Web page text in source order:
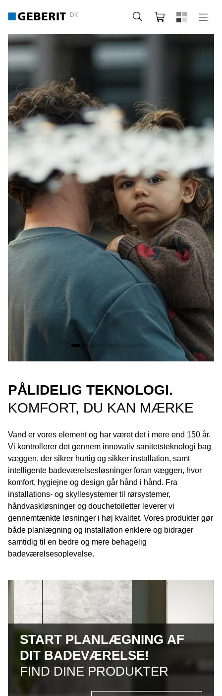
DK Søg Indkøbskurv
PÅLIDELIG TEKNOLOGI.
KOMFORT, DU KAN MÆRKE
Vand er vores element og har været det i mere end 150 år.
Vi kontrollerer det gennem innovativ sanitetsteknologi bag
væggen, der sikrer hurtig og sikker installation, samt
intelligente badeværelsesløsninger foran væggen, hvor
komfort, hygiejne og design går hånd i hånd. Fra
installations- og skyllesystemer til rørsystemer,
håndvaskløsninger og douchetoiletter leverer vi
gennemtænkte løsninger i høj kvalitet. Vores produkter gør
både planlægning og installation enklere og bidrager
samtidig til en bedre og mere behagelig
badeværelsesoplevelse.
START PLANLÆGNING AF
DIT BADEVÆRELSE!
FIND DINE PRODUKTER